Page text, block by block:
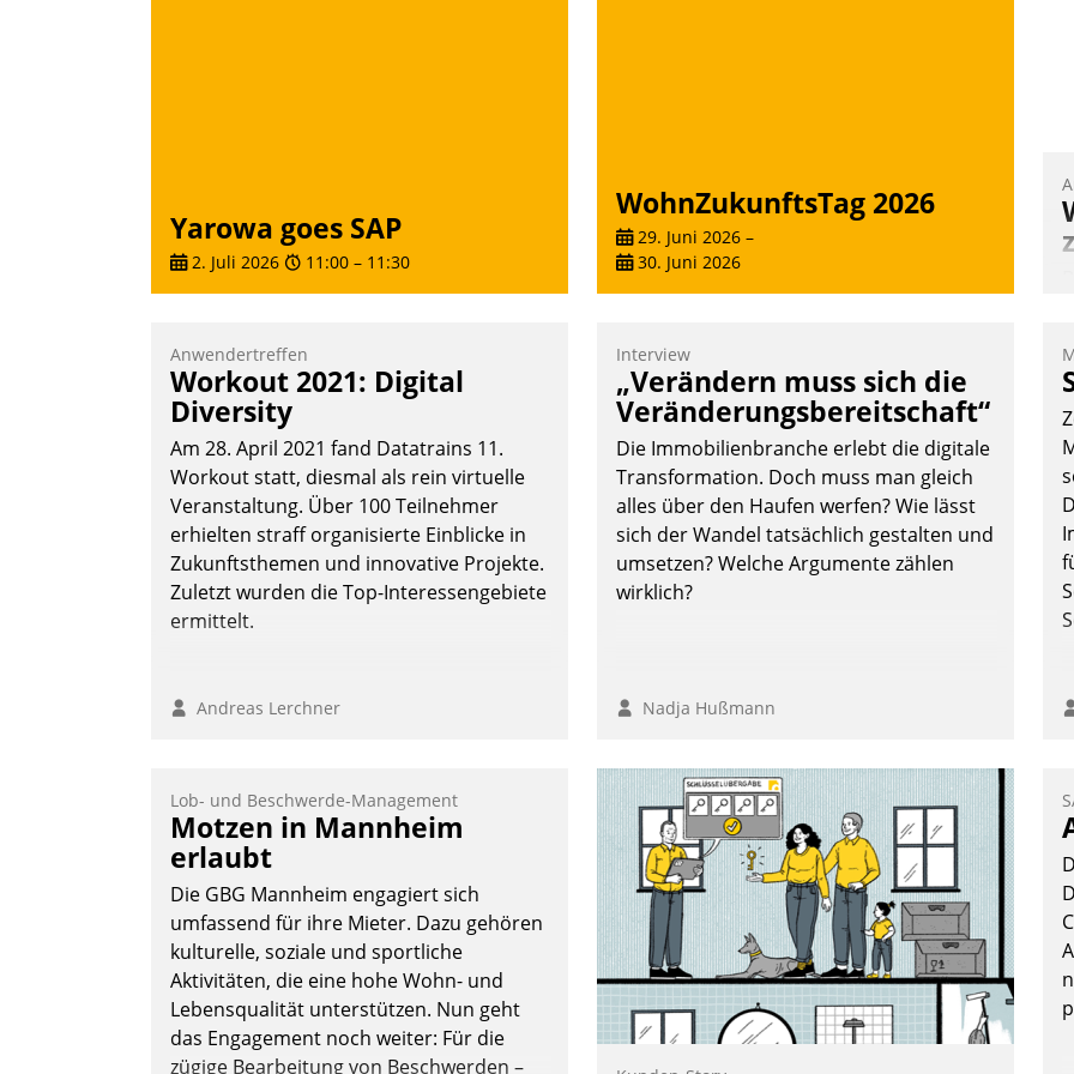
Yarowa goes SAP
2. Juli 2026 11:00 – 11:30
WohnZukunftsTag 2026
29. Juni 2026 –
30. Juni 2026
Anwendertreffen
Workout 2021: Digital
Diversity
Am 28. April 2021 fand Datatrains 11.
Workout statt, diesmal als rein virtuelle
Veranstaltung. Über 100 Teilnehmer
erhielten straff organisierte Einblicke in
Zukunftsthemen und innovative Projekte.
Zuletzt wurden die Top-Interessengebiete
ermittelt.
Andreas Lerchner
Interview
„Verändern muss sich die
Veränderungsbereitschaft“
Die Immobilienbranche erlebt die digitale
Transformation. Doch muss man gleich
alles über den Haufen werfen? Wie lässt
sich der Wandel tatsächlich gestalten und
umsetzen? Welche Argumente zählen
wirklich?
Nadja Hußmann
Lob- und Beschwerde-Management
Motzen in Mannheim
erlaubt
Die GBG Mannheim engagiert sich
umfassend für ihre Mieter. Dazu gehören
kulturelle, soziale und sportliche
Aktivitäten, die eine hohe Wohn- und
Lebensqualität unterstützen. Nun geht
das Engagement noch weiter: Für die
zügige Bearbeitung von Beschwerden –